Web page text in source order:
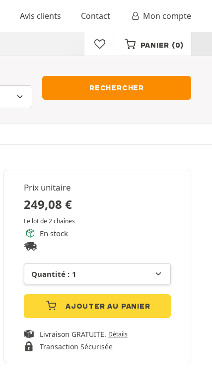
Avis clients Contact Mon compte
PANIER (0)
RECHERCHER
Prix unitaire
249,08 €
Le lot de 2 chaînes
En stock
AJOUTER AU PANIER
Livraison GRATUITE. Détails
Transaction Sécurisée